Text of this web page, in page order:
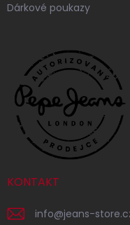
Dárkové poukazy
KONTAKT
info@jeans-